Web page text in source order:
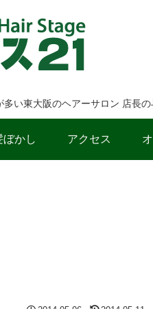
い東大阪のヘアーサロン 店長
ぼかし アクセス